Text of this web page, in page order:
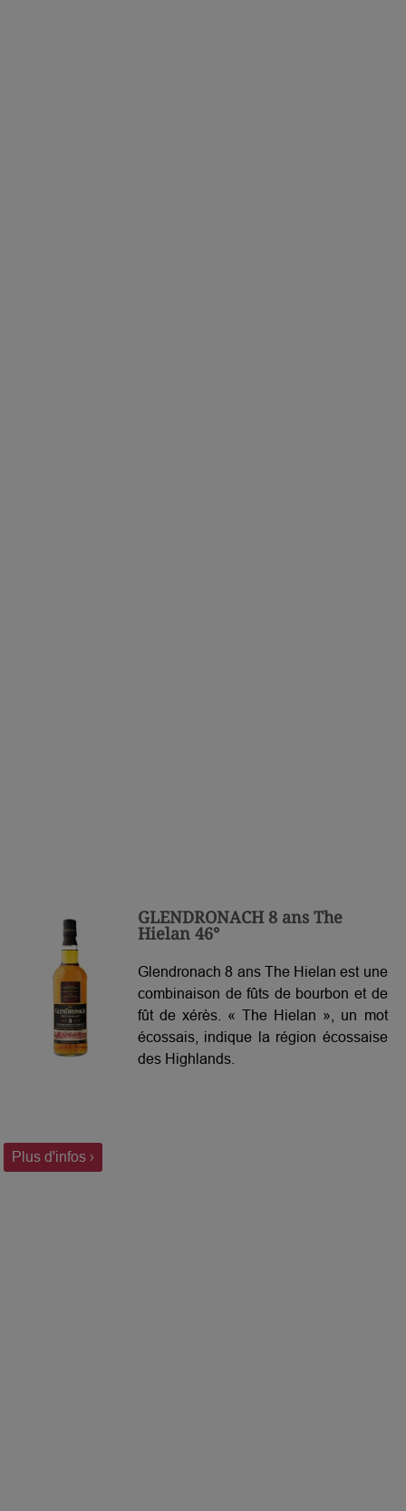
GLENDRONACH 8 ans The
Hielan 46°
Glendronach 8 ans The Hielan est une
combinaison de fûts de bourbon et de
fût de xérès. « The Hielan », un mot
écossais, indique la région écossaise
des Highlands.
Plus d'infos ›